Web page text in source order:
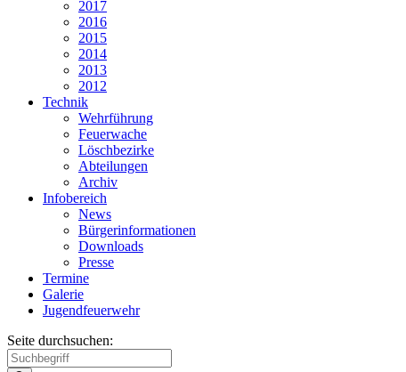
2017
2016
2015
2014
2013
2012
Technik
Wehrführung
Feuerwache
Löschbezirke
Abteilungen
Archiv
Infobereich
News
Bürgerinformationen
Downloads
Presse
Termine
Galerie
Jugendfeuerwehr
Seite durchsuchen: